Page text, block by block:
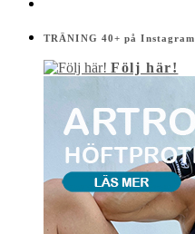
TRÄNING 40+ på Instagram
Följ här!